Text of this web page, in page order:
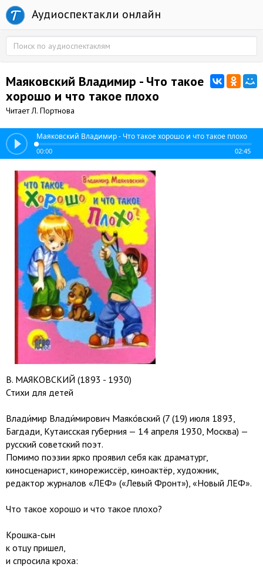
Аудиоспектакли онлайн
Маяковский Владимир - Что такое
хорошо и что такое плохо
Читает Л. Портнова
Маяковский Владимир - Что такое хорошо и что такое плохо
00:00 02:45
В. МАЯКОВСКИЙ (1893 - 1930)
Стихи для детей
Влади́мир Влади́мирович Маяко́вский (7 (19) июля 1893,
Багдади, Кутаисская губерния — 14 апреля 1930, Москва) —
русский советский поэт.
Помимо поэзии ярко проявил себя как драматург,
киносценарист, кинорежиссёр, киноактёр, художник,
редактор журналов «ЛЕФ» («Левый Фронт»), «Новый ЛЕФ».
Что такое хорошо и что такое плохо?
Крошка-сын
к отцу пришел,
и спросила кроха: